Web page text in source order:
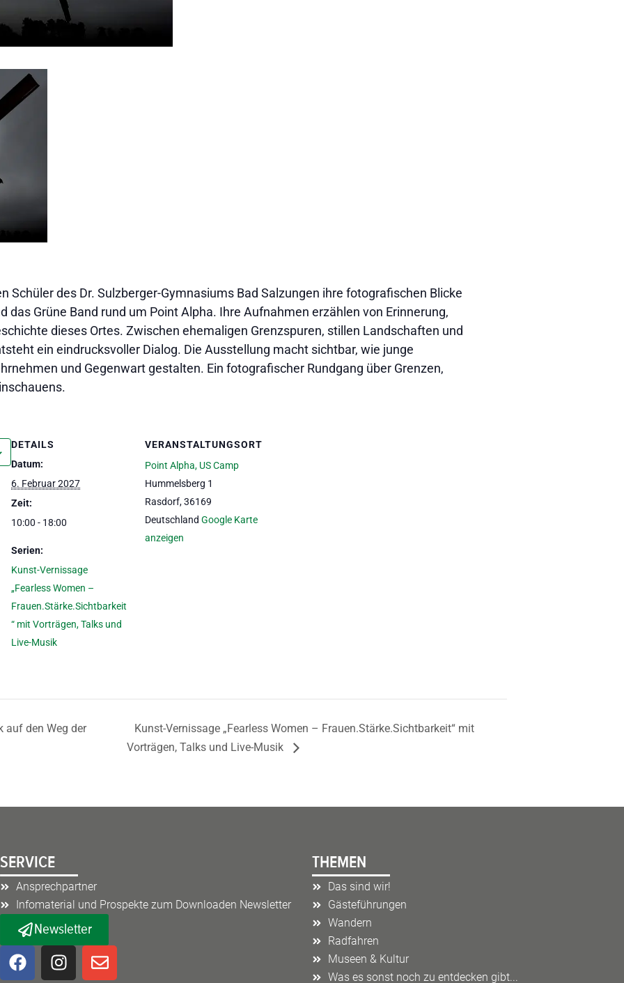
Schüler des Dr. Sulzberger-Gymnasiums Bad Salzungen ihre fotografischen Blicke
das Grüne Band rund um Point Alpha. Ihre Aufnahmen erzählen von Erinnerung,
dieses Ortes. Zwischen ehemaligen Grenzspuren, stillen Landschaften und
ein eindrucksvoller Dialog. Die Ausstellung macht sichtbar, wie junge
und Gegenwart gestalten. Ein fotografischer Rundgang über Grenzen,
DETAILS
Datum:
6. Februar 2027
Zeit:
10:00 - 18:00
Serien:
Kunst-Vernissage
„Fearless Women –
Frauen.Stärke.Sichtbarkeit
“ mit Vorträgen, Talks und
Live-Musik
VERANSTALTUNGSORT
Point Alpha, US Camp
Hummelsberg 1
Rasdorf,36169
Deutschland Google Karte
anzeigen
auf den Weg der
Kunst-Vernissage „Fearless Women – Frauen.Stärke.Sichtbarkeit“ mit
Vorträgen, Talks und Live-Musik
SERVICE
Ansprechpartner
Infomaterial und Prospekte zum Downloaden Newsletter
Newsletter
F
a
I
n
E
n
THEMEN
Das sind wir!
Gästeführungen
Wandern
Radfahren
Museen & Kultur
Was es sonst noch zu entdecken gibt...